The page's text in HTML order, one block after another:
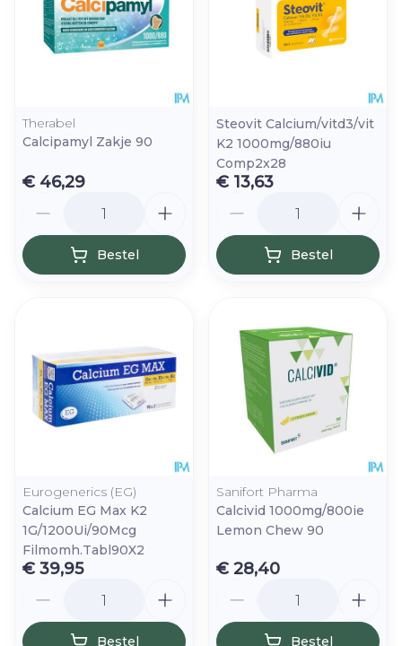
Therabel
Calcipamyl Zakje 90
€ 46,29
Bestel
Steovit Calcium/vitd3/vit
K2 1000mg/880iu
Comp2x28
€ 13,63
Bestel
Eurogenerics (EG)
Calcium EG Max K2
1G/1200Ui/90Mcg
Filmomh.Tabl90X2
€ 39,95
Bestel
Sanifort Pharma
Calcivid 1000mg/800ie
Lemon Chew 90
€ 28,40
Bestel